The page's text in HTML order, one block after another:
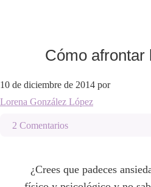
Cómo afrontar
10 de diciembre de 2014 por
Lorena González López
2 Comentarios
¿Crees que padeces